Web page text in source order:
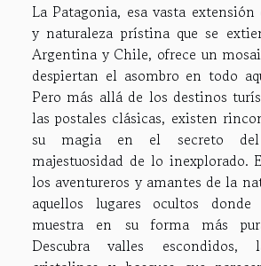
La Patagonia, esa vasta extensión
y naturaleza prístina que se
Argentina y Chile, ofrece un
despiertan el asombro en todo
Pero más allá de los destinos
las postales clásicas, existen
su magia en el secreto
majestuosidad de lo inexplorado.
los aventureros y amantes de la
aquellos lugares ocultos
muestra en su forma más
Descubra valles escondidos,